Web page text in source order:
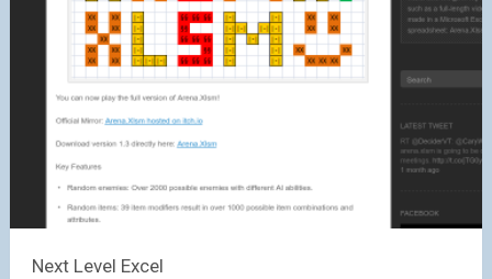
Next Level Excel